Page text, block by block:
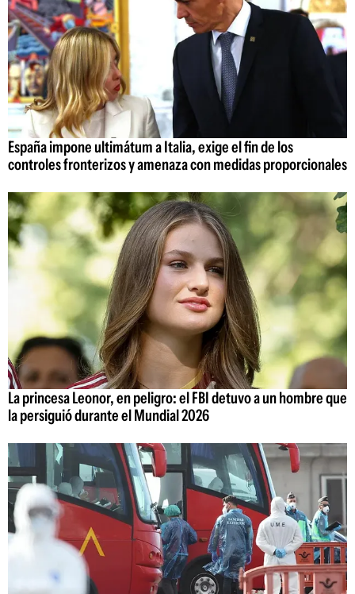
España impone ultimátum a Italia, exige el fin de los
controles fronterizos y amenaza con medidas proporcionales
La princesa Leonor, en peligro: el FBI detuvo a un hombre que
la persiguió durante el Mundial 2026